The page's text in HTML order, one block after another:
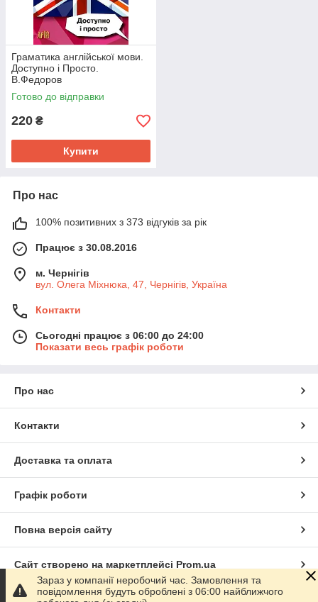
Граматика англійської мови.
Доступно і Просто.
В.Федоров
Готово до відправки
220 ₴
Купити
Про нас
100% позитивних з 373 відгуків за рік
Працює з 30.08.2016
м. Чернігів
вул. Олега Міхнюка, 47, Чернігів, Україна
Контакти
Сьогодні працює з 06:00 до 24:00
Показати весь графік роботи
Про нас
Контакти
Доставка та оплата
Графік роботи
Повна версія сайту
Сайт створено на маркетплейсі Prom.ua
Політика конфіденційності
Зараз у компанії неробочий час. Замовлення та
повідомлення будуть оброблені з 06:00 найближчого